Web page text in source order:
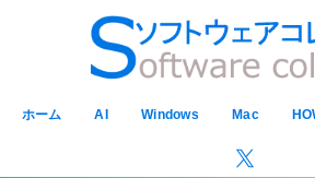
ホーム AI Windows Mac